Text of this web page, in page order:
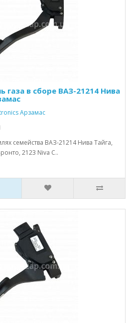
газа в сборе ВАЗ-21214 Нива
Арзамас
семейства ВАЗ-21214 Нива Тайга,
2123 Niva C..